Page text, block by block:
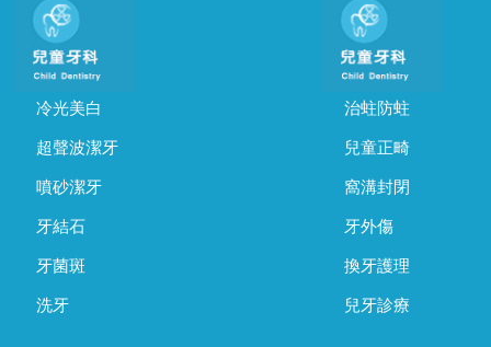
冷光美白
超聲波潔牙
噴砂潔牙
牙結石
牙菌斑
洗牙
治蛀防蛀
兒童正畸
窩溝封閉
牙外傷
換牙護理
兒牙診療